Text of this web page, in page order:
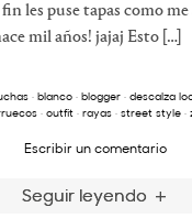
les puse tapas como
mil años! jajaj Esto […]
· blanco · blogger · descalza
· outfit· rayas· street style·
Escribir un comentario
Seguir leyendo